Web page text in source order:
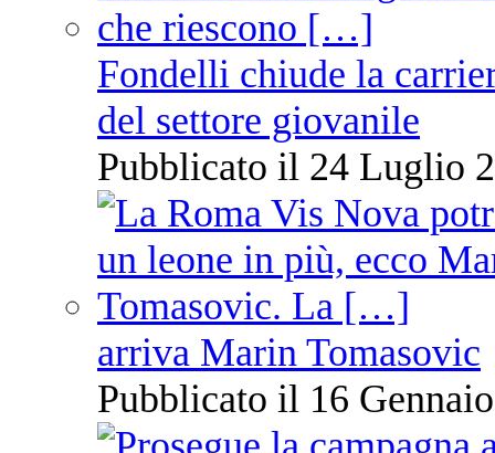
Fondelli chiude la
del settore giovanile
Pubblicato il 24 Luglio
arriva Marin Tomasovic
Pubblicato il 16